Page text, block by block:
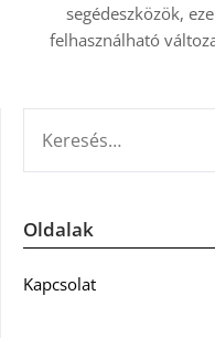
segédeszközök,
felhasználható
Oldalak
Kapcsolat